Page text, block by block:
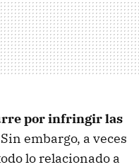
por infringir las
embargo, a veces
lo relacionado a